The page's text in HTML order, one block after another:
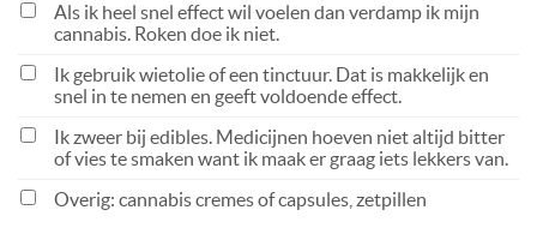
Als ik heel snel effect wil voelen dan verdamp ik mijn
cannabis. Roken doe ik niet.
Ik gebruik wietolie of een tinctuur. Dat is makkelijk en
snel in te nemen en geeft voldoende effect.
Ik zweer bij edibles. Medicijnen hoeven niet altijd bitter
of vies te smaken want ik maak er graag iets lekkers van.
Overig: cannabis cremes of capsules, zetpillen